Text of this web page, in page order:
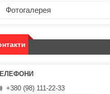
Фотогалерея
+380 (98) 111-22-33